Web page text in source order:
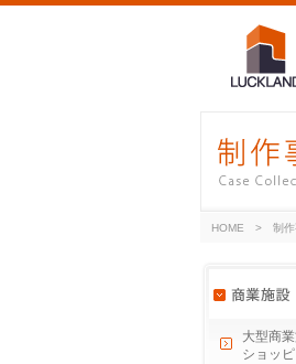
HOME > 制作
大型商業
ショッ